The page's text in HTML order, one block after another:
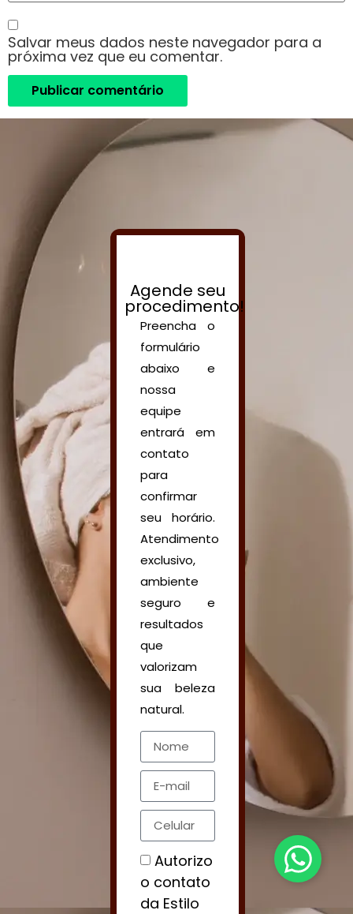
Salvar meus dados neste navegador para a
próxima vez que eu comentar.
Agende seu
procedimento!
Preencha o
formulário
abaixo e
nossa
equipe
entrará em
contato
para
confirmar
seu horário.
Atendimento
exclusivo,
ambiente
seguro e
resultados
que
valorizam
sua beleza
natural.
Nome
E-mail
Celular
Autorizo
o contato
da Estilo